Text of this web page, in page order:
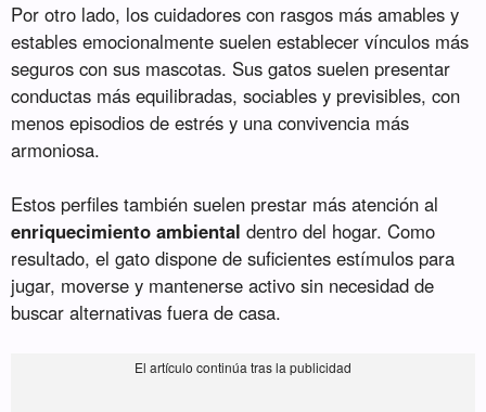
Por otro lado, los cuidadores con rasgos más amables y
estables emocionalmente suelen establecer vínculos más
seguros con sus mascotas. Sus gatos suelen presentar
conductas más equilibradas, sociables y previsibles, con
menos episodios de estrés y una convivencia más
armoniosa.
Estos perfiles también suelen prestar más atención al
enriquecimiento ambiental dentro del hogar. Como
resultado, el gato dispone de suficientes estímulos para
jugar, moverse y mantenerse activo sin necesidad de
buscar alternativas fuera de casa.